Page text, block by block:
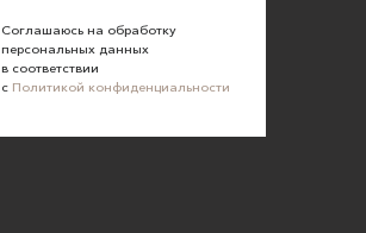
Соглашаюсь на обработку
персональных данных
в соответствии
с Политикой конфиденциальности